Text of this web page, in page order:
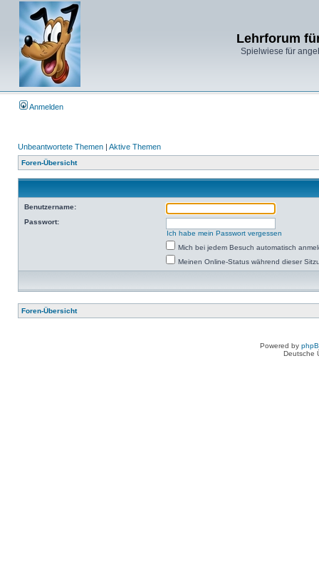
Lehrforum
Spielwiese für
Anmelden
Unbeantwortete Themen | Aktive Themen
Foren-Übersicht
Benutzername:
Passwort:
Ich habe mein Passwort vergessen
Mich bei jedem Besuch automatisch
Meinen Online-Status während dieser
Foren-Übersicht
Powered by
Deutsche